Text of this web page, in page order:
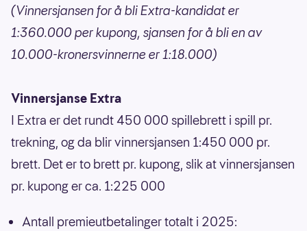
(Vinnersjansen for å bli Extra-kandidat er
1:360.000 per kupong, sjansen for å bli en av
10.000-kronersvinnerne er 1:18.000)
Vinnersjanse Extra
I Extra er det rundt 450 000 spillebrett i spill pr.
trekning, og da blir vinnersjansen 1:450 000 pr.
brett. Det er to brett pr. kupong, slik at vinnersjansen
pr. kupong er ca. 1:225 000
Antall premieutbetalinger totalt i 2025: